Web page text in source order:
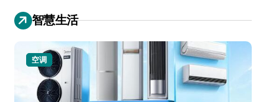
智慧生活
空调